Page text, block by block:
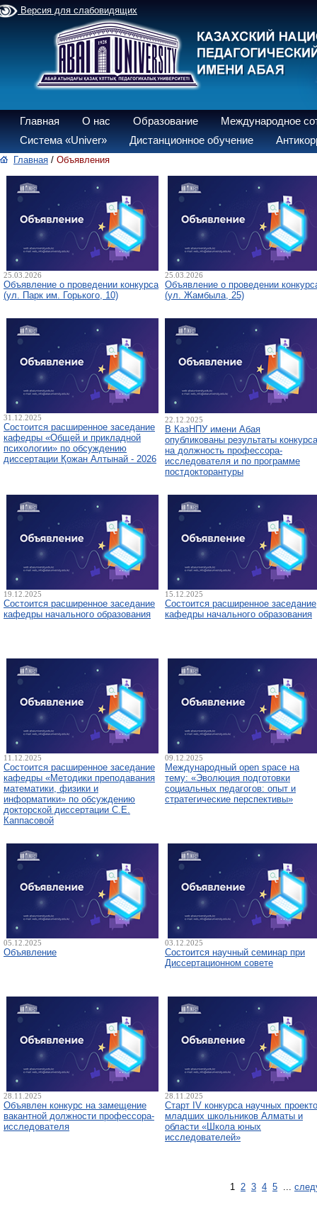
Версия для слабовидящих
Главная О нас Образование
Международное
Система «Univer»
Дистанционное обучение
Главная / Объявления
25.03.2026
Объявление о проведении конкурса
(ул. Парк им. Горького, 10)
25.03.2026
Объявление о проведении
(ул. Жамбыла, 25)
31.12.2025
Состоится расширенное заседание
кафедры «Общей и прикладной
психологии» по обсуждению
диссертации Қожан Алтынай - 2026
22.12.2025
В КазНПУ имени Абая
опубликованы результаты конкурса
на должность профессора-
исследователя и по программе
постдокторантуры
19.12.2025
Состоится расширенное заседание
кафедры начального образования
15.12.2025
Состоится расширенное заседание
кафедры начального образования
11.12.2025
Состоится расширенное заседание
кафедры «Методики преподавания
математики, физики и
информатики» по обсуждению
докторской диссертации С.Е.
Каппасовой
09.12.2025
Международный open space на
тему: «Эволюция подготовки
социальных педагогов: опыт и
стратегические перспективы»
05.12.2025
Объявление
03.12.2025
Состоится научный семинар при
Диссертационном совете
28.11.2025
Объявлен конкурс на замещение
вакантной должности профессора-
исследователя
28.11.2025
Старт IV конкурса научных
младших школьников Алматы и
области «Школа юных
исследователей»
1 2 3 4 5 ...